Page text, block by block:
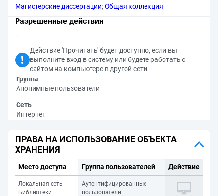
Магистерские диссертации;Общая коллекция
Разрешенные действия
–
Действие 'Прочитать' будет доступно, если вы
выполните вход в систему или будете работать с
сайтом на компьютере в другой сети
Группа
Анонимные пользователи
Сеть
Интернет
ПРАВА НА ИСПОЛЬЗОВАНИЕ ОБЪЕКТА
ХРАНЕНИЯ
Место доступа Группа пользователей Действие
Локальная сеть
Библиотеки
Аутентифицированные
пользователи